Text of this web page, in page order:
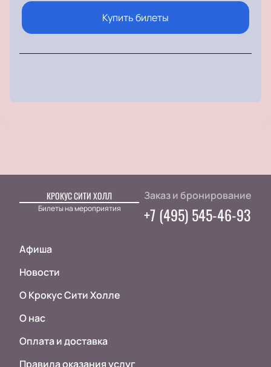
Купить билеты
КРОКУС СИТИ ХОЛЛ
Билеты на мероприятия
Афиша
Новости
О Крокус Сити Холле
О нас
Оплата и доставка
Правила оказания услуг
Заказ и бронирование
+7 (495) 545-46-93